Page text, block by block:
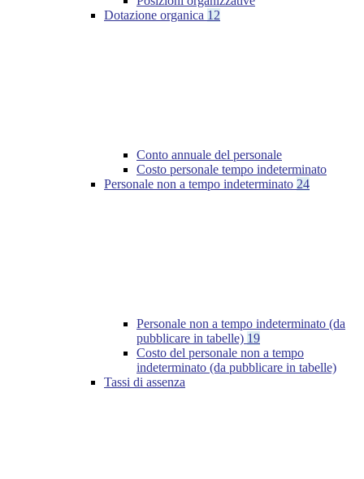
Dotazione organica 12
Conto annuale del personale
Costo personale tempo indeterminato
Personale non a tempo indeterminato 24
Personale non a tempo indeterminato (da
pubblicare in tabelle) 19
Costo del personale non a tempo
indeterminato (da pubblicare in tabelle)
Tassi di assenza